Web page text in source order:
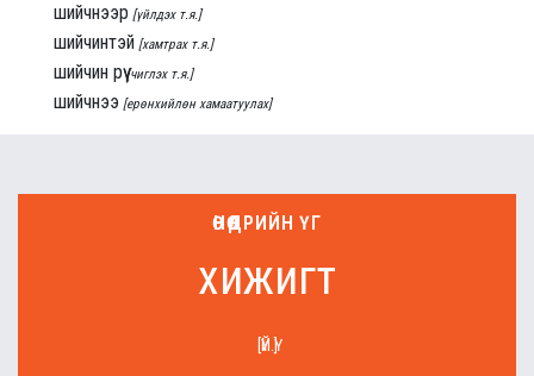
шийчнээр [үйлдэх т.я.]
шийчинтэй [хамтрах т.я.]
шийчин рүү [чиглэх т.я.]
шийчнээ [ерөнхийлөн хамаатуулах]
ӨНӨӨДРИЙН ҮГ
хижигт
[ҮЙ.Ү]